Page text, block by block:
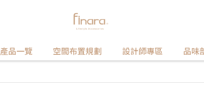
產品一覽 空間布置規劃 設計師專區 品味